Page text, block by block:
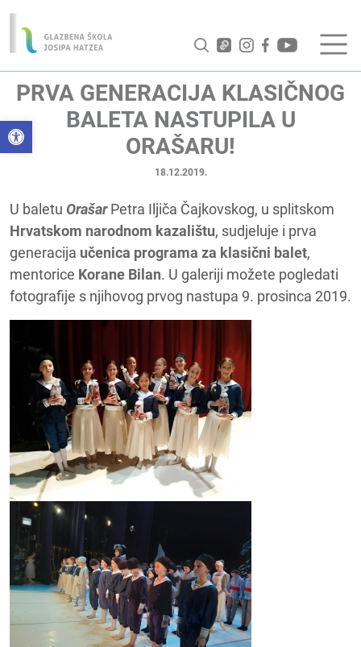
Open toolbar
PRVA GENERACIJA KLASIČNOG
BALETA NASTUPILA U
ORAŠARU!
18.12.2019.
U baletu Orašar Petra Iljiča Čajkovskog, u splitskom
Hrvatskom narodnom kazalištu, sudjeluje i prva
generacija učenica programa za klasični balet,
mentorice Korane Bilan. U galeriji možete pogledati
fotografije s njihovog prvog nastupa 9. prosinca 2019.